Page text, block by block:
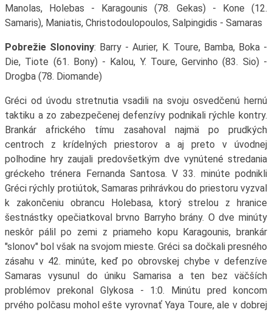
Manolas, Holebas - Karagounis (78. Gekas) - Kone (12.
Samaris), Maniatis, Christodoulopoulos, Salpingidis - Samaras
Pobrežie Slonoviny: Barry - Aurier, K. Toure, Bamba, Boka -
Die, Tiote (61. Bony) - Kalou, Y. Toure, Gervinho (83. Sio) -
Drogba (78. Diomande)
Gréci od úvodu stretnutia vsadili na svoju osvedčenú hernú
taktiku a zo zabezpečenej defenzívy podnikali rýchle kontry.
Brankár afrického tímu zasahoval najmä po prudkých
centroch z krídelných priestorov a aj preto v úvodnej
polhodine hry zaujali predovšetkým dve vynútené stredania
gréckeho trénera Fernanda Santosa. V 33. minúte podnikli
Gréci rýchly protiútok, Samaras prihrávkou do priestoru vyzval
k zakončeniu obrancu Holebasa, ktorý strelou z hranice
šestnástky opečiatkoval brvno Barryho brány. O dve minúty
neskôr pálil po zemi z priameho kopu Karagounis, brankár
"slonov" bol však na svojom mieste. Gréci sa dočkali presného
zásahu v 42. minúte, keď po obrovskej chybe v defenzíve
Samaras vysunul do úniku Samarisa a ten bez väčších
problémov prekonal Glykosa - 1:0. Minútu pred koncom
prvého polčasu mohol ešte vyrovnať Yaya Toure, ale v dobrej